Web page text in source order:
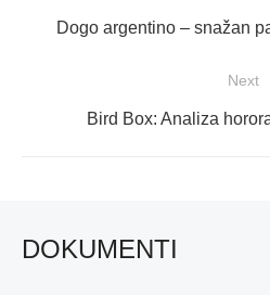
objava
Previous
Dogo argentino – snažan
Next
Next
Bird Box: Analiza
DOKUMENTI